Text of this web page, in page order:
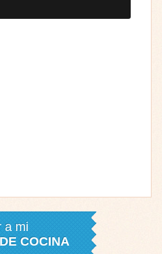
a mi
COCINA